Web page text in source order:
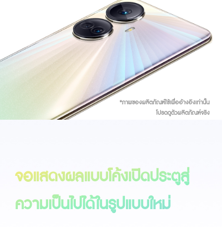
*ภาพของผลิตภัณฑ์ใช้เพื่ออ้างอิงเท่านั้น
โปรดดูตัวผลิตภัณฑ์จริง
จอแสดงผลแบบโค้งเปิดประตูสู่
ความเป็นไปได้ในรูปแบบใหม่